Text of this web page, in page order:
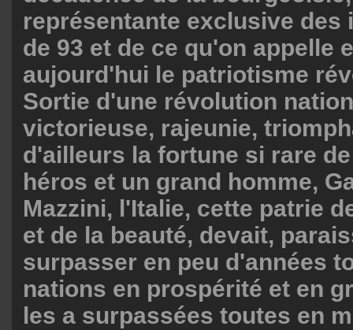
représentante exclusive des
de 93 et de ce qu'on appelle
aujourd'hui le patriotisme
Sortie d'une révolution
victorieuse, rajeunie,
d'ailleurs la fortune si rare
héros et un grand homme,
Mazzini, l'Italie, cette patrie
et de la beauté, devait,
surpasser en peu d'années
nations en prospérité et en
les a surpassées toutes en